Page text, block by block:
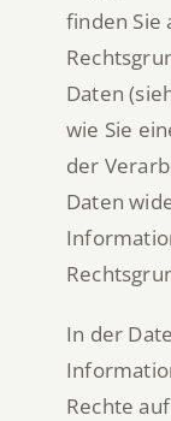
finden Sie
Daten
wie Sie
der
Daten
In der
Rechte